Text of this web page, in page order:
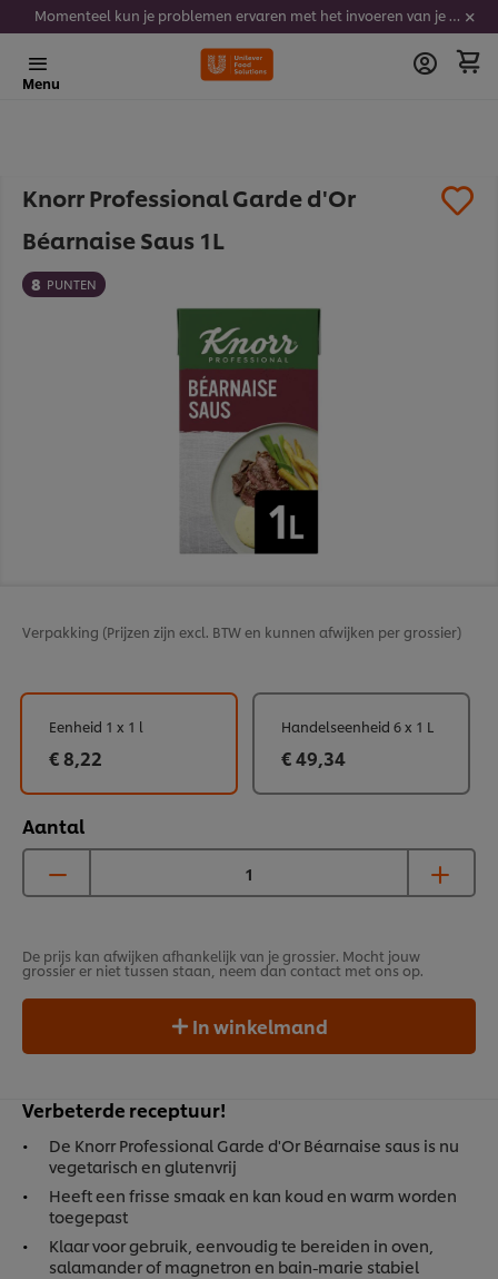
Momenteel kun je problemen ervaren met het invoeren van je stickercodes. We werken er hard aan om dit op te lossen.
Menu
Knorr Professional Garde d'Or
Béarnaise Saus 1L
8 PUNTEN
Verpakking (Prijzen zijn excl. BTW en kunnen afwijken per grossier)
Aantal
Eenheid 1 x 1 l
€ 8,22
Handelseenheid 6 x 1 L
€ 49,34
De prijs kan afwijken afhankelijk van je grossier. Mocht jouw
grossier er niet tussen staan, neem dan contact met ons op.
In winkelmand
Verbeterde receptuur!
De Knorr Professional Garde d'Or Béarnaise saus is nu
vegetarisch en glutenvrij
Heeft een frisse smaak en kan koud en warm worden
toegepast
Klaar voor gebruik, eenvoudig te bereiden in oven,
salamander of magnetron en bain-marie stabiel